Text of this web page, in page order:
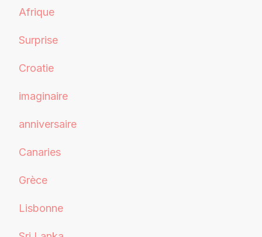
Afrique
Surprise
Croatie
imaginaire
anniversaire
Canaries
Grèce
Lisbonne